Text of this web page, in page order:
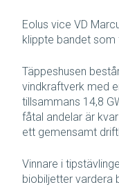
Eolus vice VD
klippte bandet som
Täppeshusen
vindkraftverk med
tillsammans 14,8
fåtal andelar är
ett gemensamt
Vinnare i
biobiljetter vardera